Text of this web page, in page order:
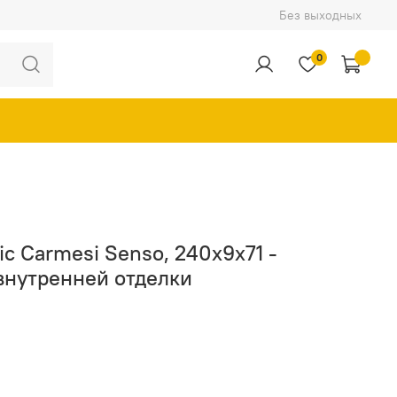
Без выходных
0
Carmesi Senso, 240x9x71 -
отделки